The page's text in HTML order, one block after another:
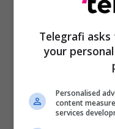
Telegrafi
your
Personalised
content
services